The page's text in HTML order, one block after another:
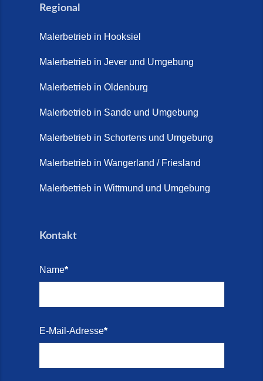
Regional
Malerbetrieb in Hooksiel
Malerbetrieb in Jever und Umgebung
Malerbetrieb in Oldenburg
Malerbetrieb in Sande und Umgebung
Malerbetrieb in Schortens und Umgebung
Malerbetrieb in Wangerland / Friesland
Malerbetrieb in Wittmund und Umgebung
Kontakt
Name*
E-Mail-Adresse*